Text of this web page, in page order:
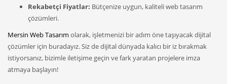
Rekabetçi Fiyatlar: Bütçenize uygun, kaliteli web tasarım
çözümleri.
Mersin Web Tasarım olarak, işletmenizi bir adım öne taşıyacak dijital
çözümler için buradayız. Siz de dijital dünyada kalıcı bir iz bırakmak
istiyorsanız, bizimle iletişime geçin ve fark yaratan projelere imza
atmaya başlayın!